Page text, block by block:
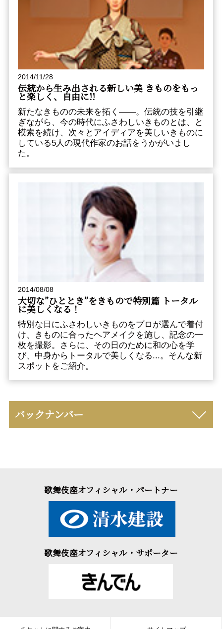
2014/11/28
伝統から生み出される新しい美 きものをもっ
と楽しく、自由に!!
新たなきものの未来を拓く――。伝統の技を引継
ぎながら、今の時代にふさわしいきものとは、と
模索を続け、次々とアイディアを美しいきものに
している5人の現代作家のお話をうかがいまし
た。
2014/08/08
大切な”ひととき”をきもので――特別篇 トータル
に美しくなる！
特別な日にふさわしいきものをプロが選んで着付
け、きものに合ったヘアメイクを施し、記念の一
枚を撮影。さらに、その日のために和の心を学
び、中身からトータルで美しくなる...。そんな新
スポットをご紹介。
バックナンバー
歌舞伎座オフィシャル・パートナー
歌舞伎座オフィシャル・サポーター